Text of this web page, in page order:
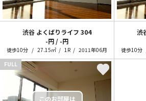
渋谷 よくばりライフ 304
-円 / -円
徒歩10分 27.15㎡ 1R 2011年06月
渋
徒歩10分
FULL